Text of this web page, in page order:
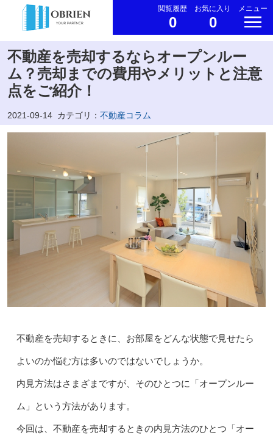
閲覧履歴
0
お気に入り
0
メニュー
不動産を売却するならオープンルー
ム？売却までの費用やメリットと注意
点をご紹介！
2021-09-14 カテゴリ： 不動産コラム
不動産を売却するときに、お部屋をどんな状態で見せたら
よいのか悩む方は多いのではないでしょうか。
内見方法はさまざまですが、そのひとつに「オープンルー
ム」という方法があります。
今回は、不動産を売却するときの内見方法のひとつ「オー